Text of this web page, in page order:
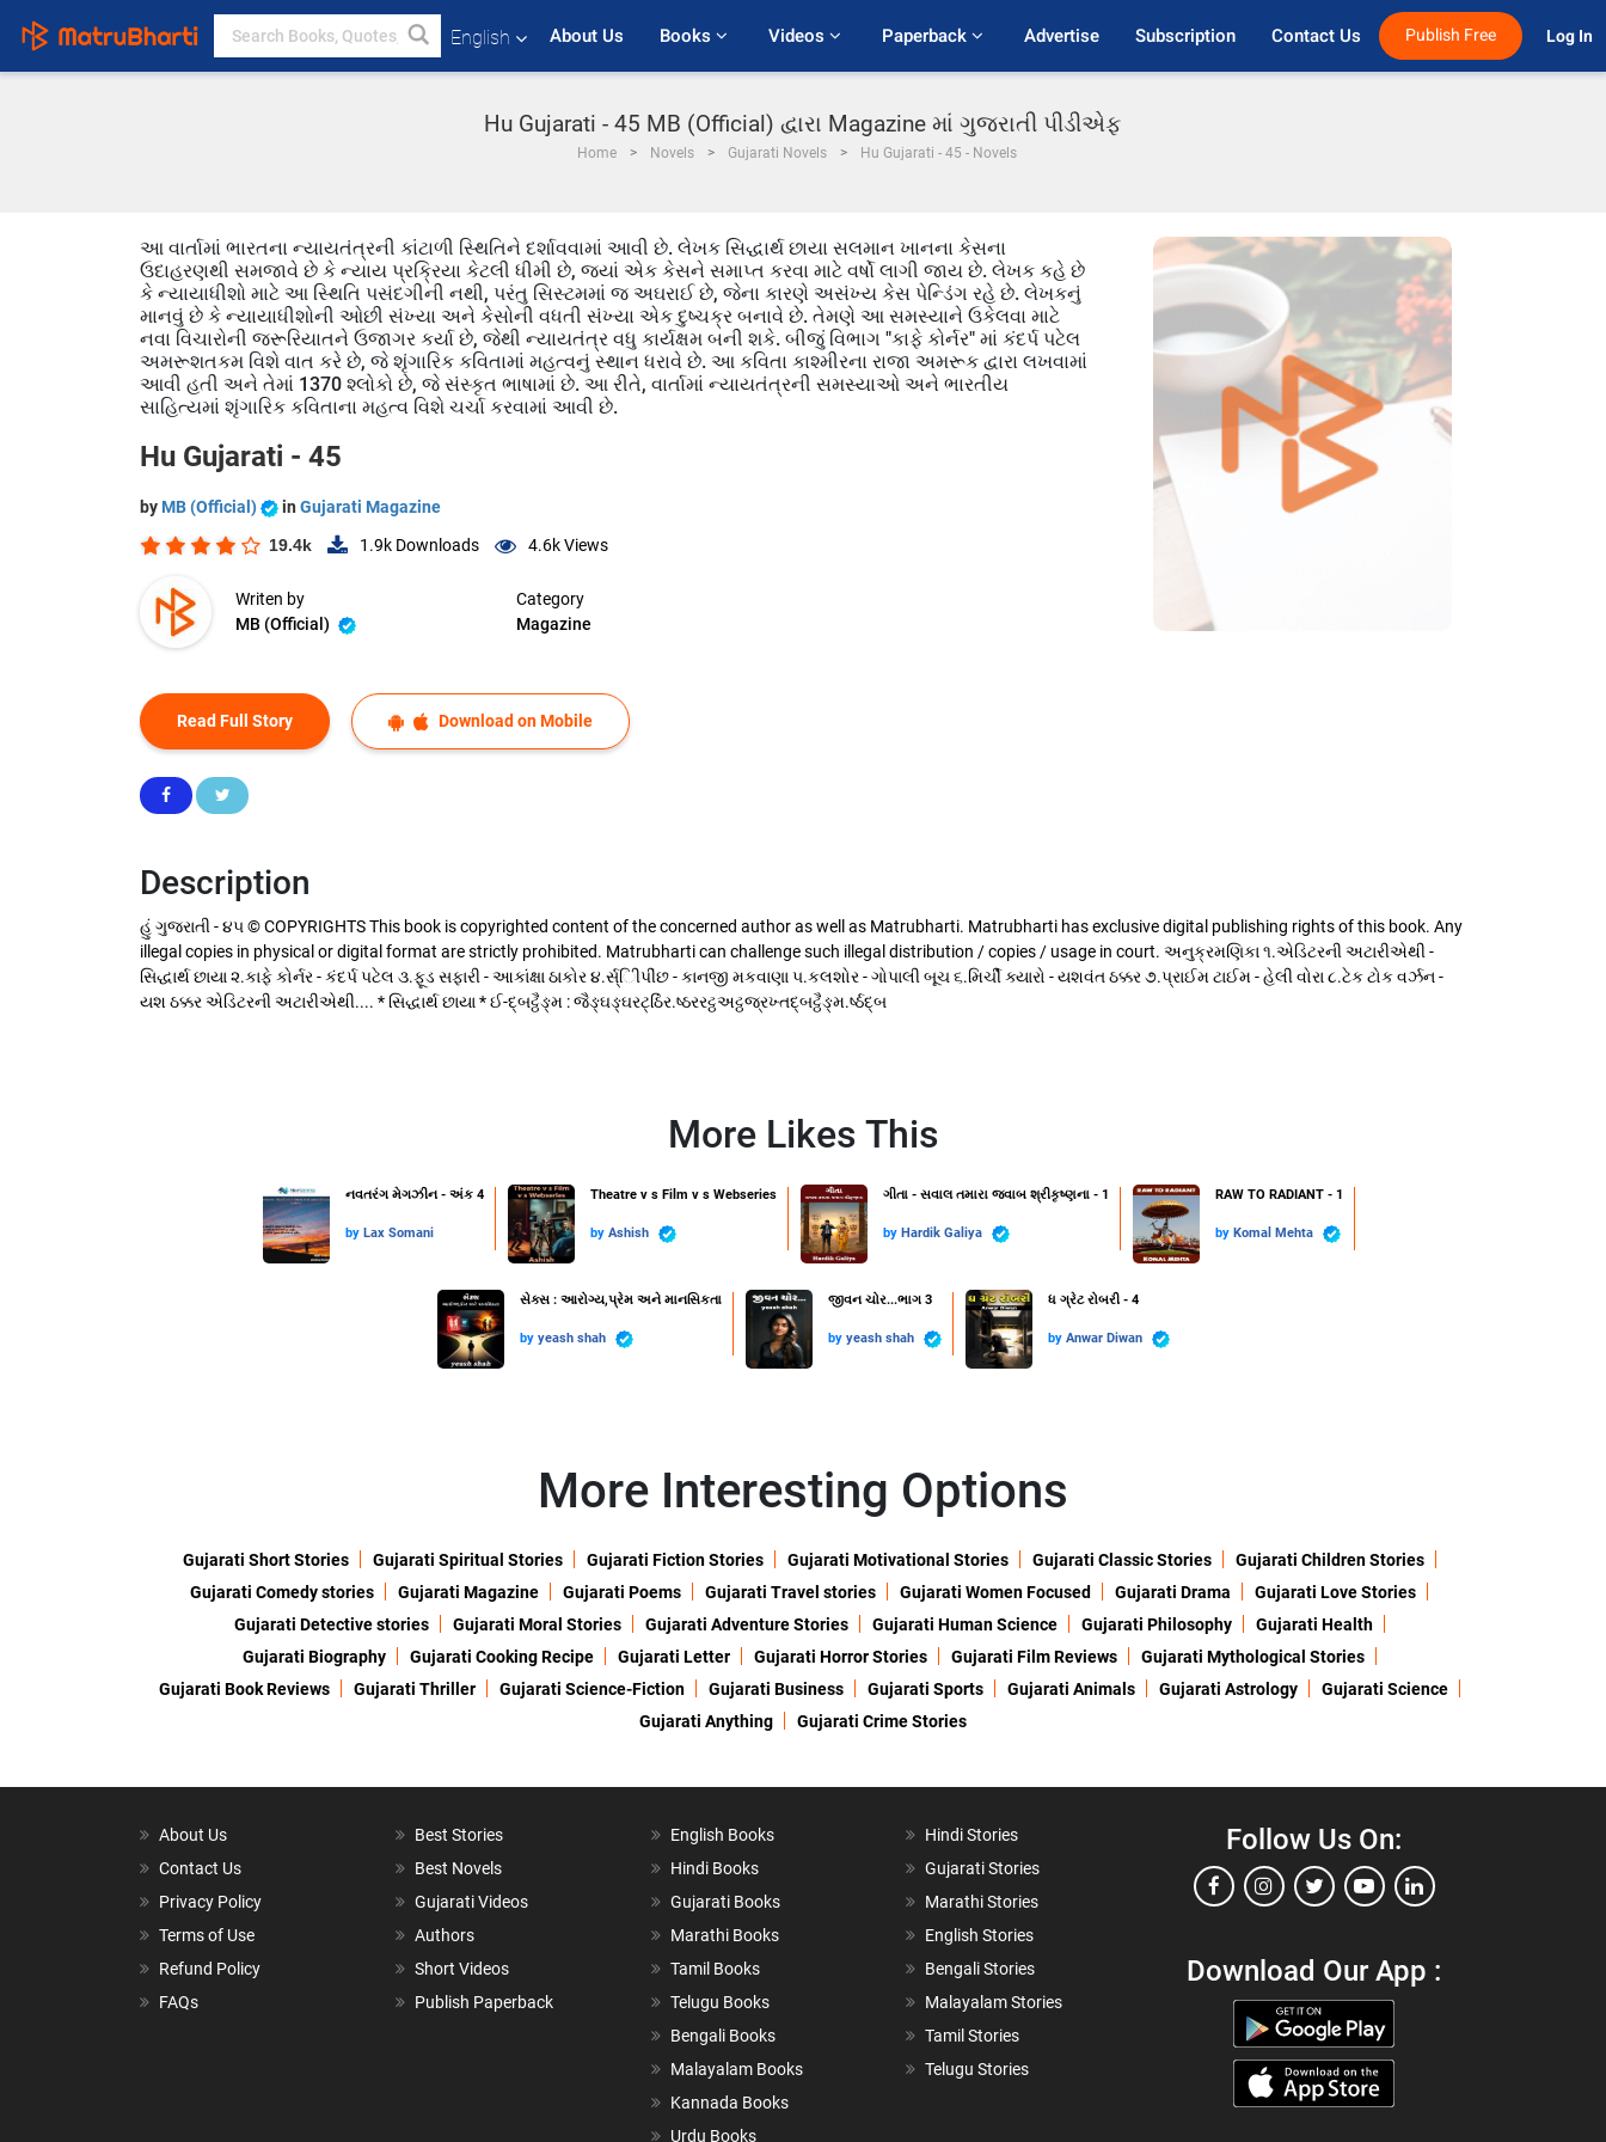
English About Us Books Videos Paperback Advertise Subscription Contact Us Publish Free Log In
Hu Gujarati - 45 MB (Official) દ્વારા Magazine માં ગુજરાતી પીડીએફ
Home Novels Gujarati Novels Hu Gujarati - 45 - Novels
આ વાર્તામાં ભારતના ન્યાયતંત્રની કાંટાળી સ્થિતિને દર્શાવવામાં આવી છે. લેખક સિદ્ધાર્થ છાયા સલમાન ખાનના કેસના
ઉદાહરણથી સમજાવે છે કે ન્યાય પ્રક્રિયા કેટલી ધીમી છે, જ્યાં એક કેસને સમાપ્ત કરવા માટે વર્ષો લાગી જાય છે. લેખક કહે છે
કે ન્યાયાધીશો માટે આ સ્થિતિ પસંદગીની નથી, પરંતુ સિસ્ટમમાં જ અઘરાઈ છે, જેના કારણે અસંખ્ય કેસ પેન્ડિંગ રહે છે. લેખકનું
માનવું છે કે ન્યાયાધીશોની ઓછી સંખ્યા અને કેસોની વધતી સંખ્યા એક દુષ્ચક્ર બનાવે છે. તેમણે આ સમસ્યાને ઉકેલવા માટે
નવા વિચારોની જરૂરિયાતને ઉજાગર કર્યા છે, જેથી ન્યાયતંત્ર વધુ કાર્યક્ષમ બની શકે. બીજું વિભાગ "કાફે કોર્નર" માં કંદર્પ પટેલ
અમરૂશતકમ વિશે વાત કરે છે, જે શૃંગારિક કવિતામાં મહત્વનું સ્થાન ધરાવે છે. આ કવિતા કાશ્મીરના રાજા અમરૂક દ્વારા લખવામાં
આવી હતી અને તેમાં 1370 શ્લોકો છે, જે સંસ્કૃત ભાષામાં છે. આ રીતે, વાર્તામાં ન્યાયતંત્રની સમસ્યાઓ અને ભારતીય
સાહિત્યમાં શૃંગારિક કવિતાના મહત્વ વિશે ચર્ચા કરવામાં આવી છે.
Hu Gujarati - 45
by MB (Official) in Gujarati Magazine
19.4k 1.9k Downloads 4.6kViews
Writen by
MB (Official)
Category
Magazine
Read Full Story Download on Mobile
Description
હું ગુજરાતી - ૪૫ © COPYRIGHTS This book is copyrighted content of the concerned author as well as Matrubharti. Matrubharti has exclusive digital publishing rights of this book. Any
illegal copies in physical or digital format are strictly prohibited. Matrubharti can challenge such illegal distribution / copies / usage in court. અનુક્રમણિકા ૧.એડિટરની અટારીએથી -
સિદ્ધાર્થ છાયા ૨.કાફે કોર્નર - કંદર્પ પટેલ ૩.ફૂડ સફારી - આકાંક્ષા ઠાકોર ૪.ર્સ્િીપીંછ - કાનજી મકવાણા ૫.કલશોર - ગોપાલી બૂચ ૬.મિર્ચી ક્યારો - યશવંત ઠક્કર ૭.પ્રાઈમ ટાઈમ - હેલી વોરા ૮.ટેક ટોક વર્ઝન -
યશ ઠક્કર એડિટરની અટારીએથી.... * સિદ્ધાર્થ છાયા * ઈ-દ્બટ્ઠૈઙ્મ : જૈઙ્ઘઙ્ઘરટ્ઠિંર.ષ્ઠરરટ્ઠઅટ્ઠજ્રખ્તદ્બટ્ઠૈઙ્મ.ર્ષ્ઠદ્બ
More Likes This
નવતરંગ મેગઝીન - અંક 4
by Lax Somani
Theatre v s Film v s Webseries
by Ashish
ગીતા - સવાલ તમારા જવાબ શ્રીકૃષ્ણના - 1
by Hardik Galiya
RAW TO RADIANT - 1
by Komal Mehta
સેક્સ : આરોગ્ય,પ્રેમ અને માનસિકતા
by yeash shah
જીવન ચોર...ભાગ 3
by yeash shah
ધ ગ્રેટ રોબરી - 4
by Anwar Diwan
More Interesting Options
Gujarati Short Stories Gujarati Spiritual Stories Gujarati Fiction Stories Gujarati Motivational Stories Gujarati Classic Stories
Gujarati Children Stories
Gujarati Comedy stories
Gujarati Magazine Gujarati Poems Gujarati Travel stories Gujarati Women Focused Gujarati Drama
Gujarati Love Stories
Gujarati Detective stories
Gujarati Moral Stories Gujarati Adventure Stories Gujarati Human Science Gujarati Philosophy
Gujarati Health
Gujarati Biography
Gujarati Cooking Recipe Gujarati Letter Gujarati Horror Stories Gujarati Film Reviews
Gujarati Mythological Stories
Gujarati Book Reviews
Gujarati Thriller Gujarati Science-Fiction Gujarati Business Gujarati Sports Gujarati Animals Gujarati Astrology
Gujarati Science
Gujarati Anything
Gujarati Crime Stories
About Us
Contact Us
Privacy Policy
Terms of Use
Refund Policy
FAQs
Best Stories
Best Novels
Gujarati Videos
Authors
Short Videos
Publish Paperback
English Books
Hindi Books
Gujarati Books
Marathi Books
Tamil Books
Telugu Books
Bengali Books
Malayalam Books
Kannada Books
Urdu Books
Hindi Stories
Gujarati Stories
Marathi Stories
English Stories
Bengali Stories
Malayalam Stories
Tamil Stories
Telugu Stories
Follow Us On:
Download Our App :